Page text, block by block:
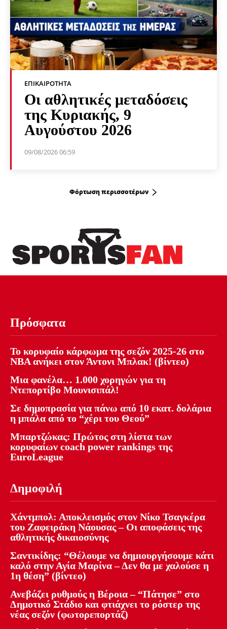
ΕΠΙΚΑΙΡΌΤΗΤΑ
Οι αθλητικές μεταδόσεις
της Κυριακής, 9
Αυγούστου 2026
09/08/2026 06:59
Φόρτωση περισσοτέρων
Πρόσφατα
Το κορυφαίο κάρφωμα της σεζόν 2025-26 στο
NBA ανήκει στον Άντονι Μπλακ! (βίντεο)
Μια φανέλα… 1.000 χορηγών για τη
Ντεπορτίβο Μουνισιπάλ!
Σε δημοπρασία για πάνω από 10 εκατ. δολάρια
η μπάλα από το “χέρι του Θεού”
Μπαρτζώκας: Πρώτος στη λίστα των
κορυφαίων coach power rankings της
EuroLeague
Δημοφιλή
Χάντμπολ: Αποκλεισμός στον Νίκο Τσαγκέρα
του Ζαφειράκη Νάουσας – Οι αποφάσεις της
αθλητικής δικαιοσύνης
Σαντικίδης: “Θέλουμε να δημιουργήσουμε κάτι
καλό στην Αγία Μαρίνα – Δεν θα με χαλούσε η
1η θέση” (βίντεο)
Ανεβάζει ρυθμούς η Βέροια – “Πάτησε” στο
Δημοτικό Στάδιο και φτιάχνει το ρόστερ της
νέας σεζόν (φωτορεπορτάζ)